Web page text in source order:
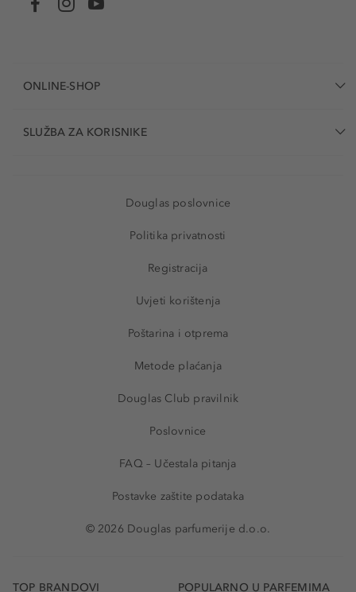
ONLINE-SHOP
SLUŽBA ZA KORISNIKE
Douglas poslovnice
Politika privatnosti
Registracija
Uvjeti korištenja
Poštarina i otprema
Metode plaćanja
Douglas Club pravilnik
Poslovnice
FAQ – Učestala pitanja
Postavke zaštite podataka
© 2026 Douglas parfumerije d.o.o.
TOP BRANDOVI POPULARNO U PARFEMIMA